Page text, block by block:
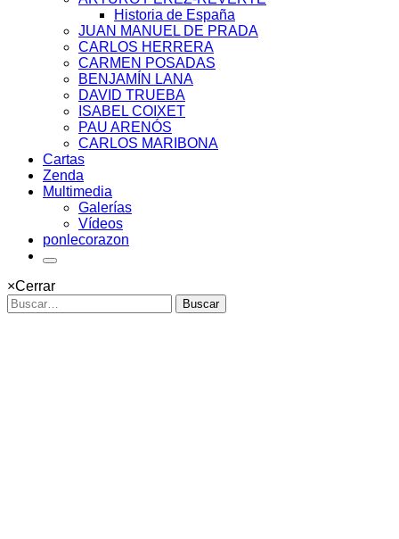
Historia de España
JUAN MANUEL DE PRADA
CARLOS HERRERA
CARMEN POSADAS
BENJAMÍN LANA
DAVID TRUEBA
ISABEL COIXET
PAU ARENÓS
CARLOS MARIBONA
Cartas
Zenda
Multimedia
Galerías
Vídeos
ponlecorazon
×Cerrar
Buscar